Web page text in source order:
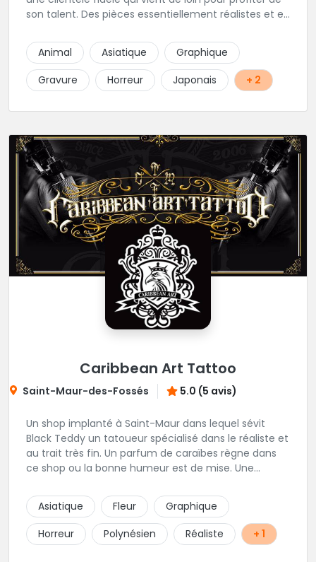
son talent. Des pièces essentiellement réalistes et en
pas l'adresse? C'est normal, Hervé préfère que vous
l'appeliez avant de passer au studio... pour éviter les
moment de rush. Une adresse secrète donc...mais
excellente.
Animal Asiatique
Graphique
Gravure
Horreur Japonais + 2
Caribbean Art Tattoo
Saint-Maur-des-Fossés 5.0 (5 avis)
Un shop implanté à Saint-Maur dans lequel sévit
Black Teddy un tatoueur spécialisé dans le réaliste et
au trait très fin. Un parfum de caraïbes règne dans
ce shop ou la bonne humeur est de mise. Une
Asiatique
Fleur
Graphique
Horreur
Polynésien Réaliste + 1